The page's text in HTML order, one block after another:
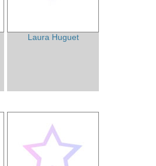
Laura Huguet